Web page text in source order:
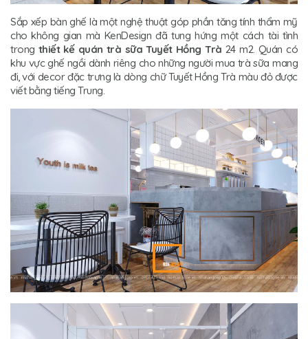
Sắp xếp bàn ghế là một nghệ thuật góp phần tăng tính thẩm mỹ
cho không gian mà KenDesign đã tung hứng một cách tài tình
trong thiết kế quán trà sữa Tuyết Hồng Trà 24 m2. Quán có
khu vực ghế ngồi dành riêng cho những người mua trà sữa mang
đi, với decor đặc trưng là dòng chữ Tuyết Hồng Trà màu đỏ được
viết bằng tiếng Trung.